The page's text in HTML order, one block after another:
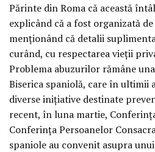
Părinte din Roma că această
explicând că a fost organizată
menționând că detalii
curând, cu respectarea vieții
Problema abuzurilor rămâne
Biserica spaniolă, care în ultimii
diverse inițiative destinate
recent, în luna martie,
Conferința Persoanelor
spaniole au convenit asupra